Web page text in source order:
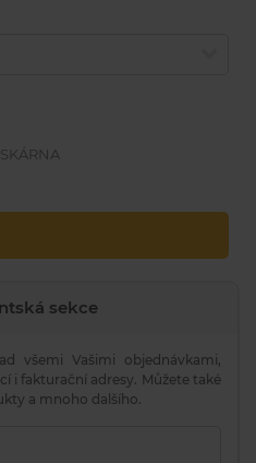
sekce
všemi Vašimi objednávkami,
i fakturační adresy. Můžete také
a mnoho dalšího.